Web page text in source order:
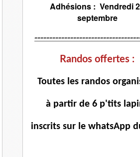
Adhésions : Vendredi
septembre
Randos offertes :
Toutes les randos
à partir de 6 p'tits
inscrits sur le whatsApp